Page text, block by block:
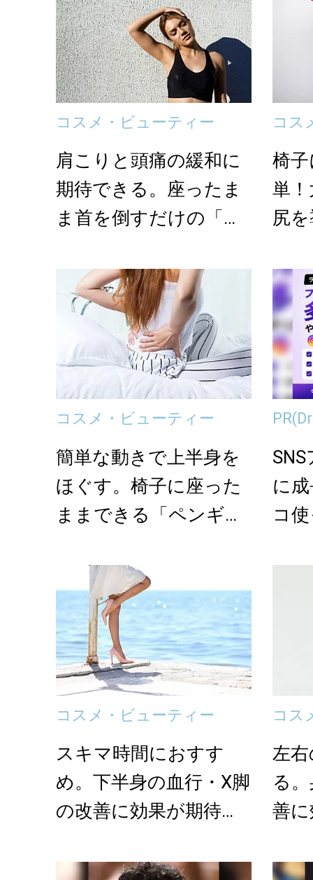
コスメ・ビューティー
肩こりと頭痛の緩和に
期待できる。座ったま
ま首を倒すだけの「肩
コス
椅
単
尻
コスメ・ビューティー
簡単な動きで上半身を
ほぐす。椅子に座った
ままできる「ペンギン
PR
に
コ
コスメ・ビューティー
スキマ時間におすす
め。下半身の血行・X脚
の改善に効果が期待で
レ...
コス
左
る
善